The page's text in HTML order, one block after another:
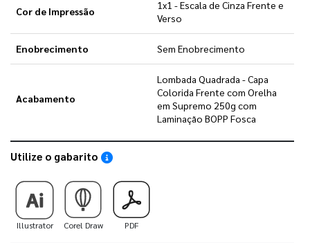
Cor de Impressão
1x1 - Escala de Cinza Frente e
Verso
Enobrecimento Sem Enobrecimento
Acabamento
Lombada Quadrada - Capa
Colorida Frente com Orelha
em Supremo 250g com
Laminação BOPP Fosca
Utilize o gabarito Saiba como utilizar os nossos gabaritos
Illustrator Corel Draw PDF